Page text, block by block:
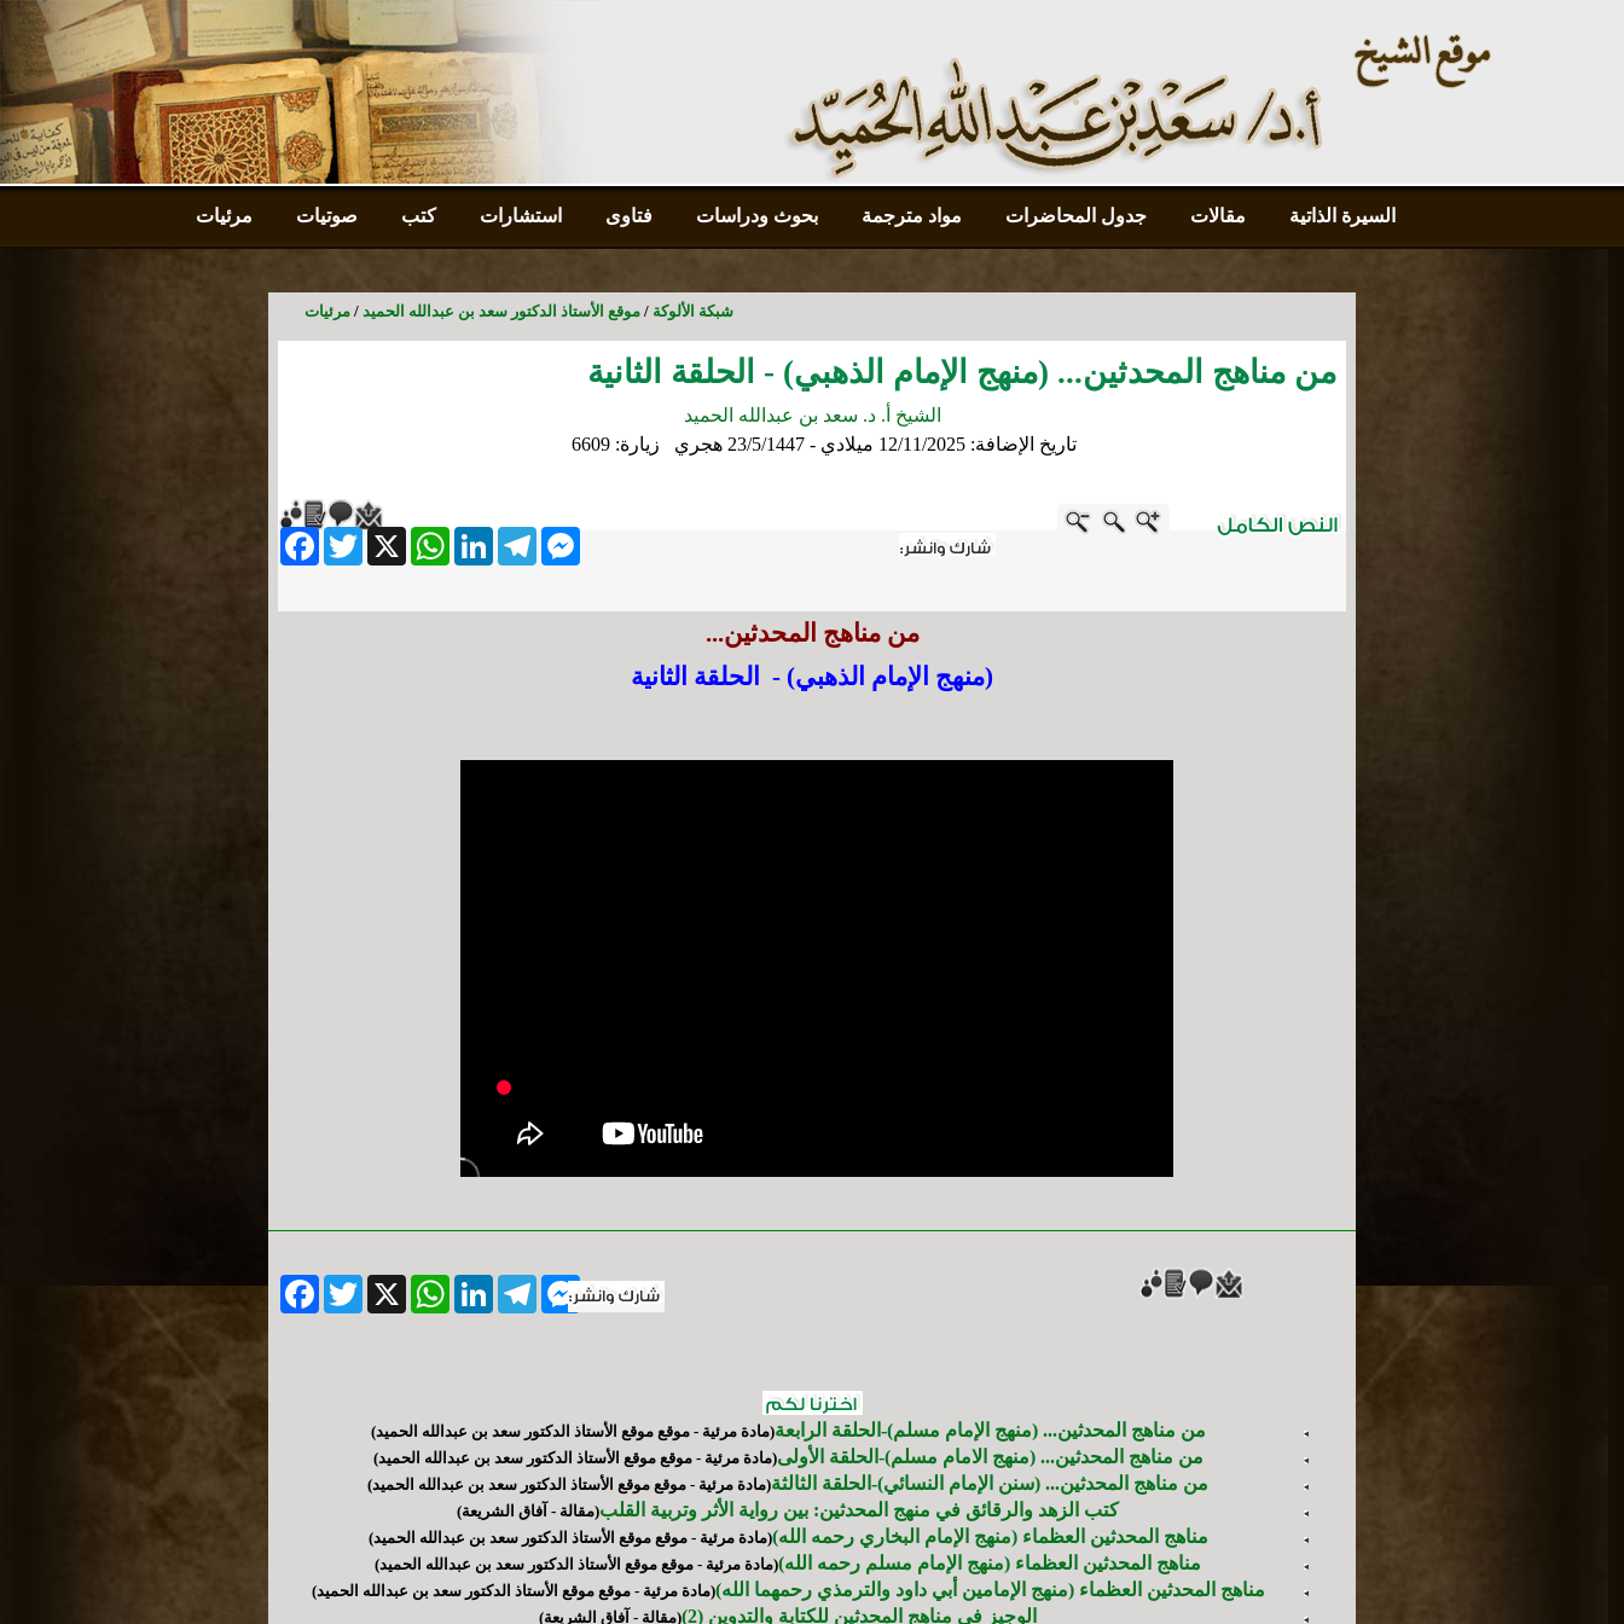
السيرة الذاتية مقالات جدول المحاضرات مواد مترجمة بحوث ودراسات فتاوى استشارات كتب صوتيات مرئيات
شبكة الألوكة / موقع الأستاذ الدكتور سعد بن عبدالله الحميد / مرئيات
من مناهج المحدثين... (منهج الإمام الذهبي) - الحلقة الثانية
الشيخ أ. د. سعد بن عبدالله الحميد
تاريخ الإضافة: 12/11/2025 ميلادي - 23/5/1447 هجري زيارة: 6609
FacebookTwitter X
WhatsAppLinkedInTelegram
Messenger
من مناهج المحدثين...
(منهج الإمام الذهبي) - الحلقة الثانية
FacebookTwitter X
WhatsAppLinkedInTelegram
Messenger
من مناهج المحدثين... (منهج الإمام مسلم)-الحلقة الرابعة(مادة مرئية - موقع موقع الأستاذ الدكتور سعد بن عبدالله الحميد)
من مناهج المحدثين... (منهج الامام مسلم)-الحلقة الأولى(مادة مرئية - موقع موقع الأستاذ الدكتور سعد بن عبدالله الحميد)
من مناهج المحدثين... (سنن الإمام النسائي)-الحلقة الثالثة(مادة مرئية - موقع موقع الأستاذ الدكتور سعد بن عبدالله الحميد)
كتب الزهد والرقائق في منهج المحدثين: بين رواية الأثر وتربية القلب(مقالة - آفاق الشريعة)
مناهج المحدثين العظماء (منهج الإمام البخاري رحمه الله)(مادة مرئية - موقع موقع الأستاذ الدكتور سعد بن عبدالله الحميد)
مناهج المحدثين العظماء (منهج الإمام مسلم رحمه الله)(مادة مرئية - موقع موقع الأستاذ الدكتور سعد بن عبدالله الحميد)
مناهج المحدثين العظماء (منهج الإمامين أبي داود والترمذي رحمهما الله)(مادة مرئية - موقع موقع الأستاذ الدكتور سعد بن عبدالله الحميد)
الوجيز في مناهج المحدثين للكتابة والتدوين (2) (مقالة - آفاق الشريعة)